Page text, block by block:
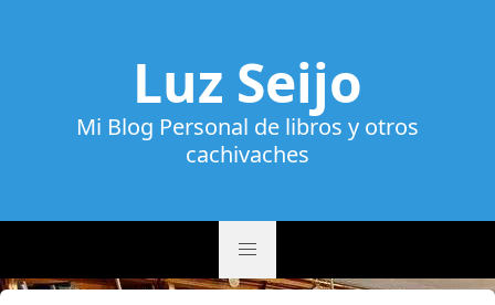
Luz Seijo
Mi Blog Personal de libros y otros
cachivaches